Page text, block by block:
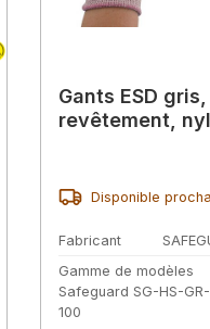
Gants ESD
revêtement,
Disponible
Fabricant
Gamme de modèles
Safeguard SG-HS-
100